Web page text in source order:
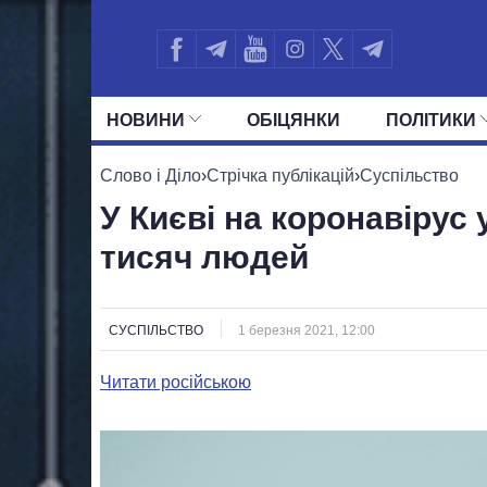
НОВИНИ ОБIЦЯНКИ ПОЛIТИКИ
УСІ ПОЛІТИКИ ПРЕЗИДЕНТ І ОФІС
Слово і Діло›Стрічка публікацій›Суспільство
У Києві на
тисяч людей
СУСПІЛЬСТВО 1 березня 2021, 12:00
Читати російською